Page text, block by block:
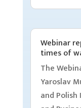
Webinar
times of
The
Yaroslav
and